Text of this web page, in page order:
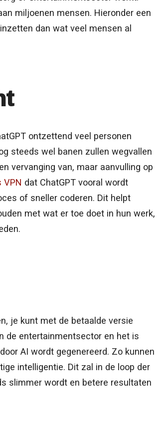
miljoenen mensen. Hieronder een
dan wat veel mensen al
ontzettend veel personen
steeds wel banen zullen wegvallen
vervanging van, maar aanvulling op
VPN dat ChatGPT vooral wordt
of sneller coderen. Dit helpt
met wat er toe doet in hun werk,
je kunt met de betaalde versie
de entertainmentsector en het is
AI wordt gegenereerd. Zo kunnen
intelligentie. Dit zal in de loop der
slimmer wordt en betere resultaten